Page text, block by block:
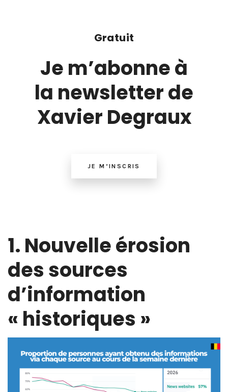
Gratuit
Je m’abonne à
la newsletter de
Xavier Degraux
JE M’INSCRIS
1. Nouvelle érosion
des sources
d’information
« historiques »